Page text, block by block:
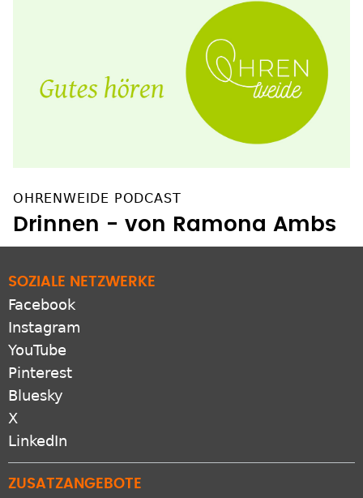
OHRENWEIDE PODCAST
Drinnen - von Ramona Ambs
SOZIALE NETZWERKE
Facebook
Instagram
YouTube
Pinterest
Bluesky
X
LinkedIn
ZUSATZANGEBOTE